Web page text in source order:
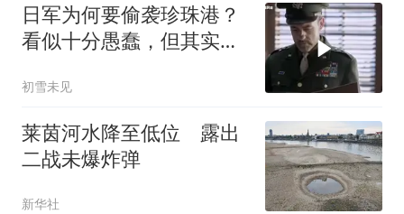
日军为何要偷袭珍珠港？
看似十分愚蠢，但其实这
初雪未见
莱茵河水降至低位 露出
二战未爆炸弹
新华社